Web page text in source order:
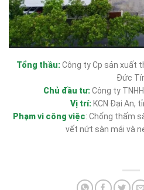
Tổng thầu:Công ty Cp sản xuất
Đức
Chủ đầu tư:Công ty
Vị trí:KCN Đại An,
Phạm vi công việc: Chống thấm
vết nứt sàn mái và